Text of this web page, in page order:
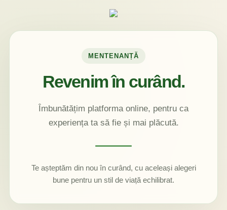
MENTENANȚĂ
Revenim în curând.
Îmbunătățim platforma online, pentru ca
experiența ta să fie și mai plăcută.
Te așteptăm din nou în curând, cu aceleași alegeri
bune pentru un stil de viață echilibrat.